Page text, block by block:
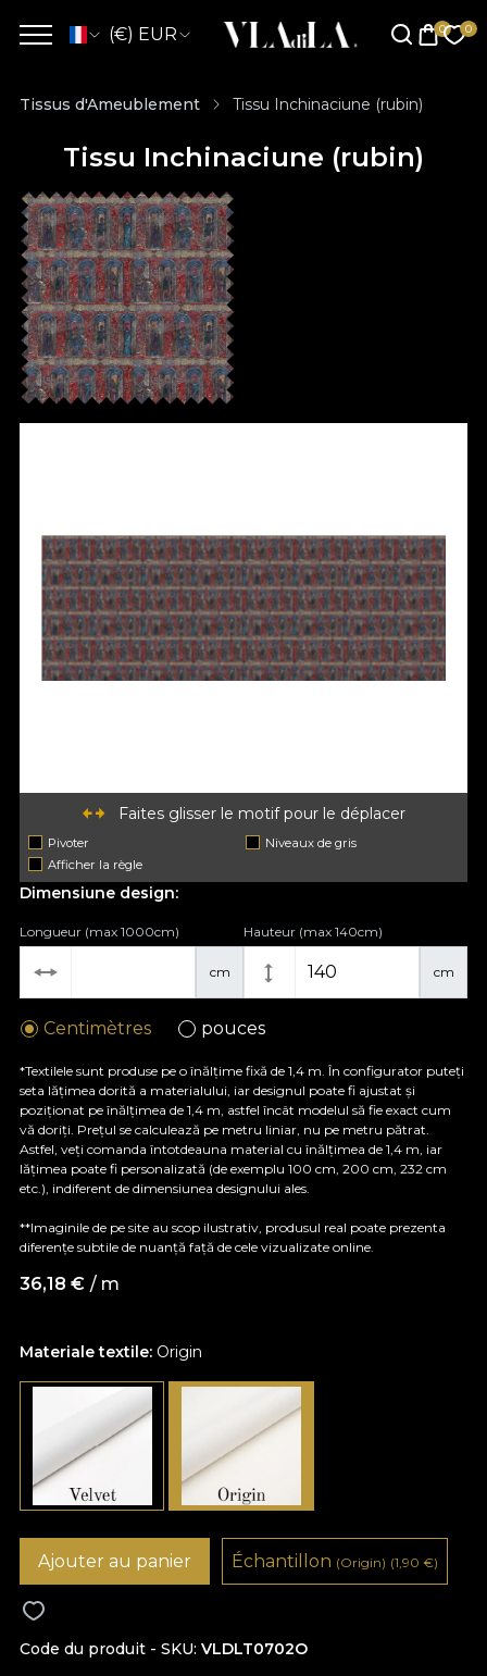
(€) EUR
Tissus d'Ameublement Tissu Inchinaciune (rubin)
Tissu Inchinaciune (rubin)
Faites glisser le motif pour le déplacer
Pivoter
Niveaux de gris
Afficher la règle
Materiale textile: Origin
Dimensiune design:
cm
Longueur (max 1000cm)
cm
Hauteur (max 140cm)
Centimètres pouces
*Textilele sunt produse pe o înălțime fixă de 1,4 m. În configurator puteți
seta lățimea dorită a materialului, iar designul poate fi ajustat și
poziționat pe înălțimea de 1,4 m, astfel încât modelul să fie exact cum
vă doriți. Prețul se calculează pe metru liniar, nu pe metru pătrat.
Astfel, veți comanda întotdeauna material cu înălțimea de 1,4 m, iar
lățimea poate fi personalizată (de exemplu 100 cm, 200 cm, 232 cm
etc.), indiferent de dimensiunea designului ales.
**Imaginile de pe site au scop ilustrativ, produsul real poate prezenta
diferențe subtile de nuanță față de cele vizualizate online.
36,18 € / m
Code du produit - SKU VLDLT0702O
Ajouter au panier Échantillon (Origin) (1,90 €)